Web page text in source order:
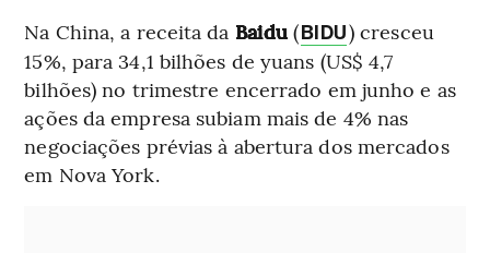
Na China, a receita da Baidu(BIDU) cresceu
15%, para 34,1 bilhões de yuans (US$ 4,7
bilhões) no trimestre encerrado em junho e as
ações da empresa subiam mais de 4% nas
negociações prévias à abertura dos mercados
em Nova York.